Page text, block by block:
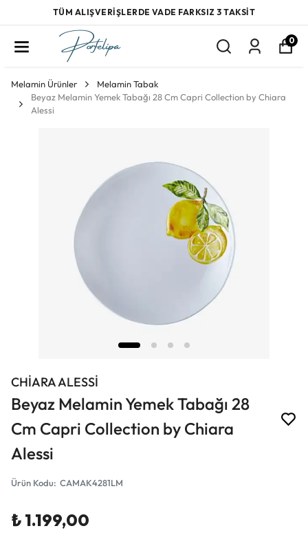
TÜM ALIŞVERİŞLERDE VADE FARKSIZ 3 TAKSİT
0
Melamin Ürünler
Melamin Tabak
Beyaz Melamin Yemek Tabağı 28 Cm Capri Collection by Chiara
Alessi
CHİARA ALESSİ
Beyaz Melamin Yemek Tabağı 28
Cm Capri Collection by Chiara
Alessi
Ürün Kodu: CAMAK4281LM
₺ 1.199,00